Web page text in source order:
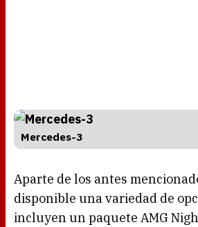
Mercedes-3
Aparte de los antes
disponible una variedad de
incluyen un paquete AMG